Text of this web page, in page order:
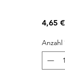
4,65 €
Anzahl